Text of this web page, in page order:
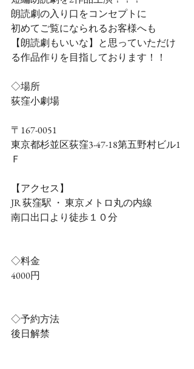
朗読劇の入り口をコンセプトに
初めてご覧になられるお客様へも
【朗読劇もいいな】と思っていただけ
る作品作りを目指しております！！
◇場所
荻窪小劇場
〒167-0051
東京都杉並区荻窪3-47-18第五野村ビル1
Ｆ
【アクセス】
JR 荻窪駅 ・ 東京メトロ丸の内線
南口出口より徒歩１０分
◇料金
4000円
◇予約方法
後日解禁